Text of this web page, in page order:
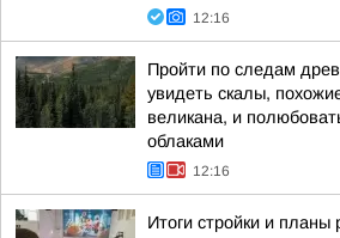
12:16
Пройти по следам
увидеть скалы,
великана, и
облаками
12:16
Итоги стройки и планы